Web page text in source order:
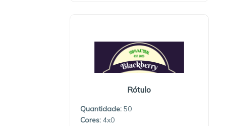
Rótulo
Quantidade: 50
4x0